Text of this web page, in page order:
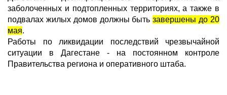
заболоченных и подтопленных территориях, а также в
подвалах жилых домов должны бытьзавершены до 20
мая.
Работы по ликвидации последствий чрезвычайной
ситуации в Дагестане - на постоянном контроле
Правительства региона и оперативного штаба.